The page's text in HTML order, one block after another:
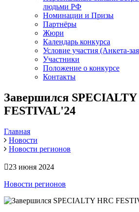
людьми РФ
Номинации и Призы
Партнёры
Жюри
Календарь конкурса
Условие участия (Анкета-
Участники
Положение о конкурсе
Контакты
Завершился
FESTIVAL'24
Главная
Новости
Новости регионов
23 июня 2024
Новости регионов